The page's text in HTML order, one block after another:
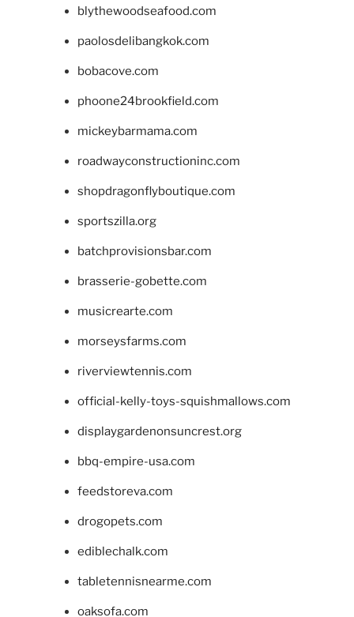
blythewoodseafood.com
paolosdelibangkok.com
bobacove.com
phoone24brookfield.com
mickeybarmama.com
roadwayconstructioninc.com
shopdragonflyboutique.com
sportszilla.org
batchprovisionsbar.com
brasserie-gobette.com
musicrearte.com
morseysfarms.com
riverviewtennis.com
official-kelly-toys-squishmallows.com
displaygardenonsuncrest.org
bbq-empire-usa.com
feedstoreva.com
drogopets.com
ediblechalk.com
tabletennisnearme.com
oaksofa.com